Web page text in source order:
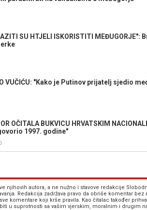
SU HTJELI ISKORISTITI
O VUČIĆU: "Kako je Putinov prijatelj sjedio
OČITALA BUKVICU HRVATSKIM
1997. godine"
njihovih autora, a ne nužno i stavove redakcije
Redakcija zadržava pravo da obriše komentar
komentare koji krše pravila. Kao čitalac također
u suprotnosti sa vašim vjerskim, moralnim i drugim